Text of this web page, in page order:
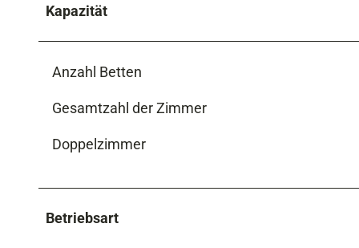
Kapazität
Anzahl Betten
Gesamtzahl der Zimmer
Doppelzimmer
Betriebsart